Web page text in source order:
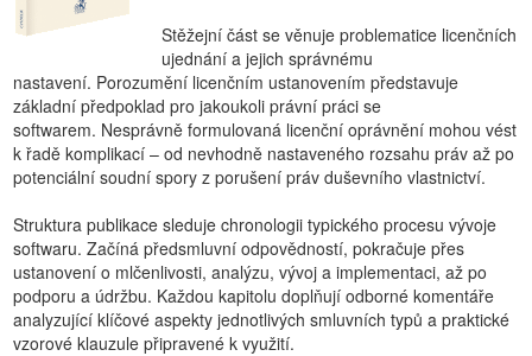
Stěžejní část se věnuje problematice licenčních
ujednání a jejich správnému
nastavení. Porozumění licenčním ustanovením představuje
základní předpoklad pro jakoukoli právní práci se
softwarem. Nesprávně formulovaná licenční oprávnění mohou vést
k řadě komplikací – od nevhodně nastaveného rozsahu práv až po
potenciální soudní spory z porušení práv duševního vlastnictví.
Struktura publikace sleduje chronologii typického procesu vývoje
softwaru. Začíná předsmluvní odpovědností, pokračuje přes
ustanovení o mlčenlivosti, analýzu, vývoj a implementaci, až po
podporu a údržbu. Každou kapitolu doplňují odborné komentáře
analyzující klíčové aspekty jednotlivých smluvních typů a praktické
vzorové klauzule připravené k využití.